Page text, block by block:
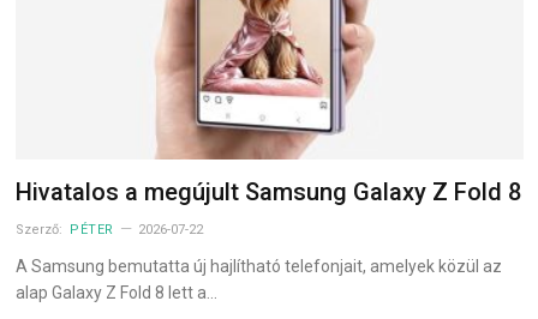
Hivatalos a megújult Samsung Galaxy Z Fold 8
Szerző: PÉTER 2026-07-22
A Samsung bemutatta új hajlítható telefonjait, amelyek közül az
alap Galaxy Z Fold 8 lett a…